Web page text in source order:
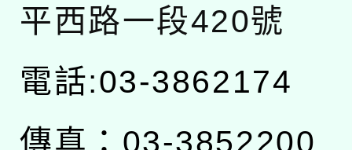
平西路一段420號
電話:03-3862174
傳真：03-3852200